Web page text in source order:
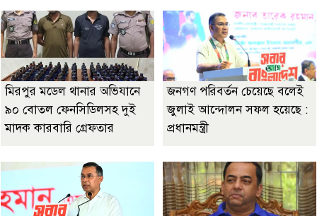
মিরপুর মডেল থানার অভিযানে
৯০ বোতল ফেনসিডিলসহ দুই
মাদক কারবারি গ্রেফতার
জনগণ পরিবর্তন চেয়েছে বলেই
জুলাই আন্দোলন সফল হয়েছে :
প্রধানমন্ত্রী